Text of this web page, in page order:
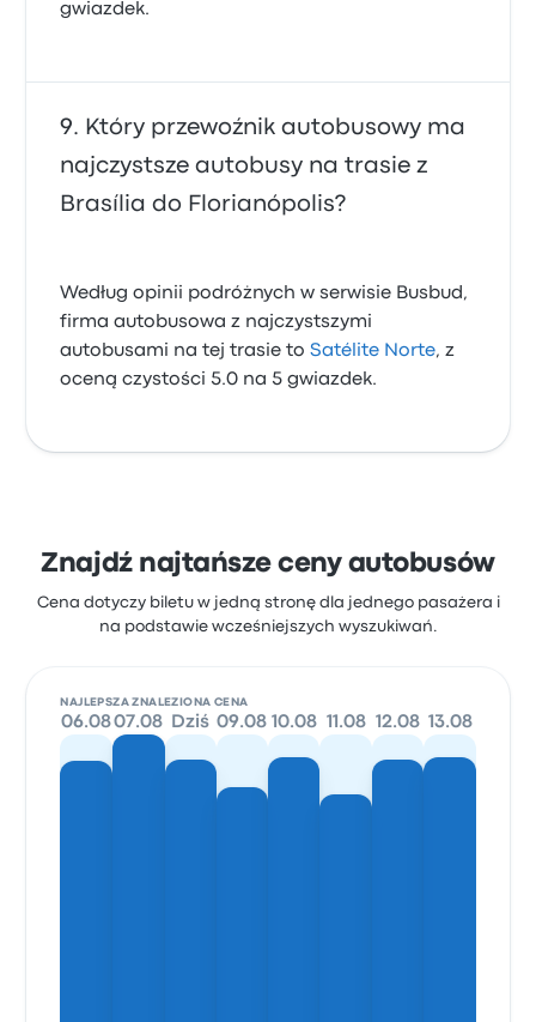
gwiazdek.
Który przewoźnik autobusowy ma
najczystsze autobusy na trasie z
Brasília do Florianópolis?
Według opinii podróżnych w serwisie Busbud,
firma autobusowa z najczystszymi
autobusami na tej trasie toSatélite Norte, z
oceną czystości 5.0 na 5 gwiazdek.
Znajdź najtańsze ceny autobusów
Cena dotyczy biletu w jedną stronę dla jednego pasażera i
na podstawie wcześniejszych wyszukiwań.
NAJLEPSZA ZNALEZIONA CENA
06.0807.08 Dziś 09.08 10.08 11.08 12.08 13.08